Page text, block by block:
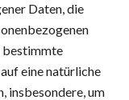
Daten, die
bestimmte
eine natürliche
insbesondere, um